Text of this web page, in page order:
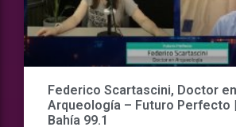
Federico Scartascini, Doctor en
Arqueología – Futuro Perfecto
Bahía 99.1